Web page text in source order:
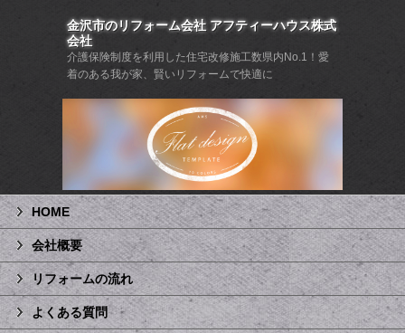
金沢市のリフォーム会社 アフティーハウス株式
会社
介護保険制度を利用した住宅改修施工数県内No.1！愛
着のある我が家、賢いリフォームで快適に
HOME
会社概要
リフォームの流れ
よくある質問